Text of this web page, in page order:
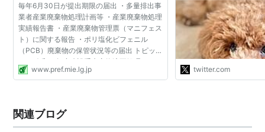
施設
エコパスタジアム（静岡スタジアム・エコパ）
エコパアリーナ
補助競技場
注意事項
毎年6月30日が提出期限の届出 ・多量排出事
業者産業廃棄物処理計画等 ・産業廃棄物処理
実績報告書 ・産業廃棄物管理票（マニフェス
ト）に関する報告 ・ポリ塩化ビフェニル
（PCB）廃棄物の保管状況等の届出 トピック
ス ・令和３年度建設系廃棄物適正処理セミナ
ーの動画公開について ・【オンライン開催】
www.pref.mie.lg.jp
230億円 カシマ 約
約130億円 ベアスタ
2480億円 新国立競
（改築費）"
twitter.com
関連ブログ